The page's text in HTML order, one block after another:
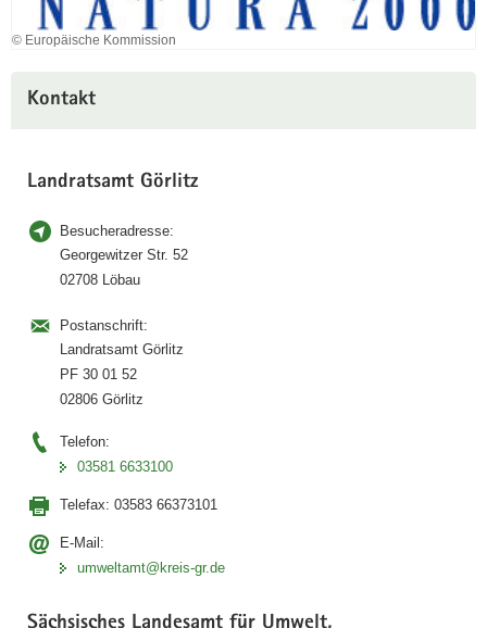
© Europäische Kommission
Kontakt
Landratsamt Görlitz
Besucheradresse:
Georgewitzer Str. 52
02708 Löbau
Postanschrift:
Landratsamt Görlitz
PF 30 01 52
02806 Görlitz
Telefon:
03581 6633100
Telefax: 03583 66373101
E-Mail:
umweltamt@kreis-gr.de